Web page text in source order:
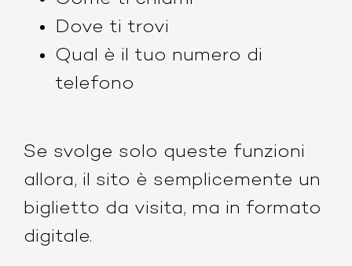
Dove ti trovi
Qual è il tuo numero di
telefono
Se svolge solo queste funzioni
allora, il sito è semplicemente un
biglietto da visita, ma in formato
digitale.